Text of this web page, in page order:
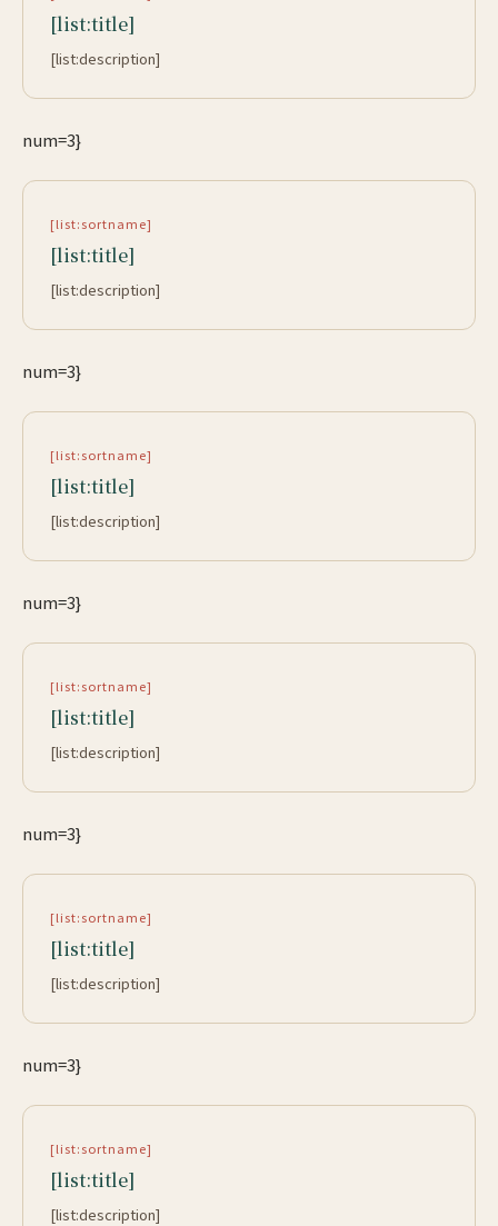
[list:title]
[list:description]
num=3}
[list:sortname]
[list:title]
[list:description]
num=3}
[list:sortname]
[list:title]
[list:description]
num=3}
[list:sortname]
[list:title]
[list:description]
num=3}
[list:sortname]
[list:title]
[list:description]
num=3}
[list:sortname]
[list:title]
[list:description]